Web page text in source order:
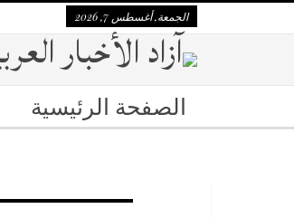
الجمعة, أغسطس 7, 2026
الصفحة الرئيسية